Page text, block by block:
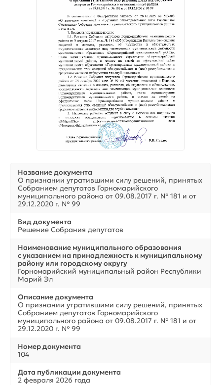
Название документа
О признании утратившими силу решений, принятых
Собранием депутатов Горномарийского
муниципального района от 09.08.2017 г. № 181 и от
29.12.2020 г. № 99
Вид документа
Решение Собрания депутатов
Наименование муниципального образования
с указанием на принадлежность к муниципальному
району или городскому округу
Горномарийский муниципальный район Республики
Марий Эл
Описание документа
О признании утратившими силу решений, принятых
Собранием депутатов Горномарийского
муниципального района от 09.08.2017 г. № 181 и от
29.12.2020 г. № 99
Номер документа
104
Дата публикации документа
2 февраля 2026 года